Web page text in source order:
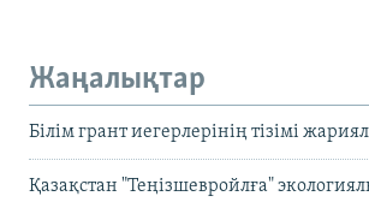
Жаңалықтар
Білім грант иегерлерінің тізімі
Қазақстан "Теңізшевройлға"